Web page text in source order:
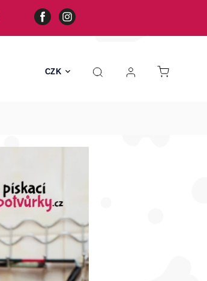
CZK
Všechny hračky Hračky s kožešinou